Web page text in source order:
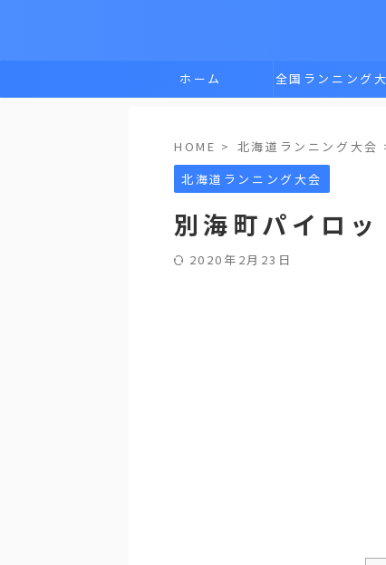
ホーム 全国ランニング
HOME > 北海道ランニング大会
北海道ランニング大会
別海町パイロッ
2020年2月23日